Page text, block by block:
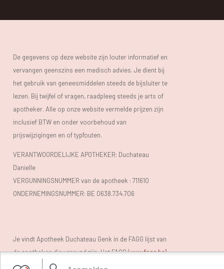
De gegevens op deze website zijn louter informatief en
vervangen geenszins een medisch advies. Je dient bij
het gebruik van geneesmiddelen steeds de bijsluiter te
lezen. Bij twijfel of vragen, raadpleeg steeds je arts of
apotheker. Alle op onze website vermelde prijzen zijn
inclusief BTW en onder voorbehoud van
prijswijzigingen en of typfouten.
VERANTWOORDELIJKE APOTHEKER: Duchateau
Danielle
VERGUNNINGSNUMMER van de apotheek : 711610
ONDERNEMINGSNUMMER: BE 0638.734.706
Je vindt Apotheek Duchateau Genk in de FAGG lijst van
de apotheken die vergund zijn. Het FAGG (www.fagg.be)
controleert de wettelikheid van de Belgische (online)